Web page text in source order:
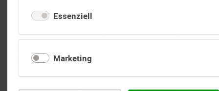
Essenziell
Marketing
Das war wieder eine Mitgliederversammlung der
Anwesenheitslisten ein und auch die Versammlung
diskutieren; aber dazu später mehr.
Allein die Vorstellung der neuen Pächter und